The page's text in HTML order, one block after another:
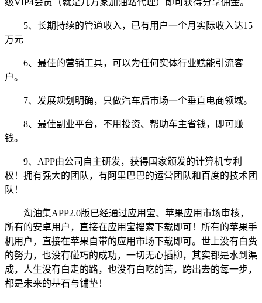
5、长期持续的管道收入，已有用户一个月实际收入达15
万元
6、最佳的营销工具，可以为任何实体行业赋能引流客
户。
7、发展规划明确，只做汽车后市场一个垂直电商领域。
8、最佳副业平台，不用投资、帮助车主省钱，即可赚
钱。
9、APP由公司自主研发，获得国家颁发的计算机专利
权！拥有强大的团队，有阿里巴巴的运营团队和百度的技术团
队！
淘油集APP2.0版已经通过应用宝、苹果应用市场审核，
所有的安卓用户，直接在应用宝搜索下载即可！所有的苹果手
机用户，直接在苹果自带的应用市场下载即可。世上没有白费
的努力，也没有碰巧的成功，一切无心插柳，其实都是水到渠
成，人生没有白走的路，也没有白吃的苦，跨出去的每一步，
都是未来的基石与铺垫！